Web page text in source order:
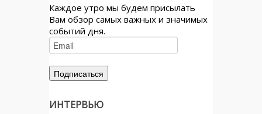
Каждое утро мы будем присылать
Вам обзор самых важных и значимых
событий дня.
ИНТЕРВЬЮ